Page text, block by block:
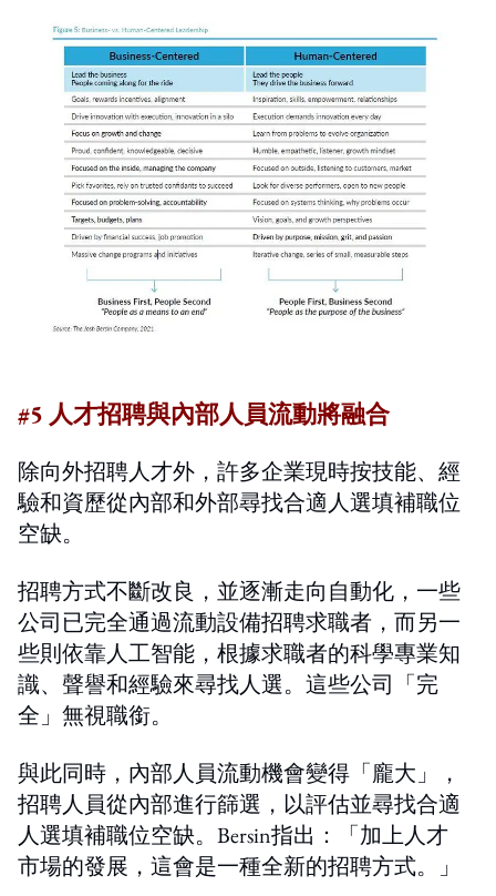
#5 人才招聘與內部人員流動將融合
除向外招聘人才外，許多企業現時按技能、經
驗和資歷從內部和外部尋找合適人選填補職位
空缺。
招聘方式不斷改良，並逐漸走向自動化，一些
公司已完全通過流動設備招聘求職者，而另一
些則依靠人工智能，根據求職者的科學專業知
識、聲譽和經驗來尋找人選。這些公司「完
全」無視職銜。
與此同時，內部人員流動機會變得「龐大」，
招聘人員從內部進行篩選，以評估並尋找合適
人選填補職位空缺。Bersin指出：「加上人才
市場的發展，這會是一種全新的招聘方式。」